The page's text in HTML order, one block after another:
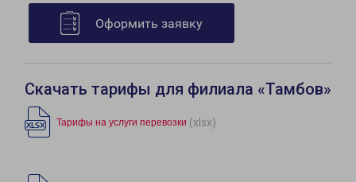
Оформить заявку
Скачать тарифы для филиала «Тамбов»
Тарифы на услуги перевозки (xlsx)